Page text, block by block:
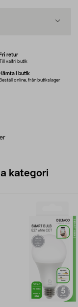
Fri retur
valfri butik
Hämta i butik
Beställ online, från butikslager
kategori